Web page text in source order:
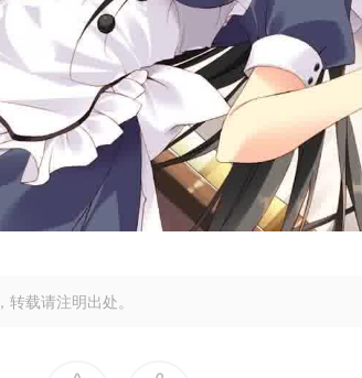
，转载请注明出处。